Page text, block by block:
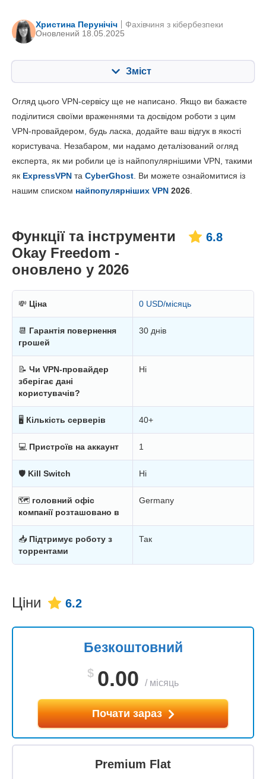
Христина Перунічіч
Оновлений 18.05.2025
Фахівчиня з кібербезпеки
Зміст
Ключові характеристики 6.8
Встановлення та додатки 7.0
Надійність та підтримка 7.2
Огляд цього VPN-сервісу ще не написано. Якщо ви бажаєте
поділитися своїми враженнями та досвідом роботи з цим
VPN-провайдером, будь ласка, додайте ваш відгук в якості
користувача. Незабаром, ми надамо деталізований огляд
експерта, як ми робили це із найпопулярнішими VPN, такими
як ExpressVPN та CyberGhost . Ви можете ознайомитися із
нашим списком найпопулярніших VPN 2026
Функції та інструменти
Okay Freedom -
оновлено у 2026
6.8
💸 Ціна 0 USD/місяць
📆 Гарантія повернення
грошей
30 днів
📝 Чи VPN-провайдер
зберігає дані
користувачів?
Ні
🖥 Кількість серверів 40+
💻 Пристроїв на аккаунт 1
🛡 Kill Switch Ні
🗺 головний офіс
компанії розташовано в
Germany
📥 Підтримує роботу з
торрентами
Так
Ціни 6.2
Безкоштовний
$ 0.00 / місяць
Почати зараз
Premium Flat